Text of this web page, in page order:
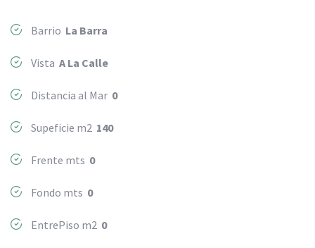
Barrio La Barra
Vista A La Calle
Distancia al Mar 0
Supeficie m2 140
Frente mts 0
Fondo mts 0
EntrePiso m2 0